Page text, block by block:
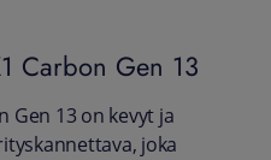
Carbon Gen 13
Gen 13 on kevyt ja
joka